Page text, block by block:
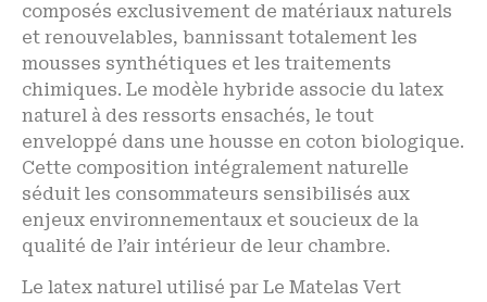
composés exclusivement de matériaux naturels
et renouvelables, bannissant totalement les
mousses synthétiques et les traitements
chimiques. Le modèle hybride associe du latex
naturel à des ressorts ensachés, le tout
enveloppé dans une housse en coton biologique.
Cette composition intégralement naturelle
séduit les consommateurs sensibilisés aux
enjeux environnementaux et soucieux de la
qualité de l’air intérieur de leur chambre.
Le latex naturel utilisé par Le Matelas Vert